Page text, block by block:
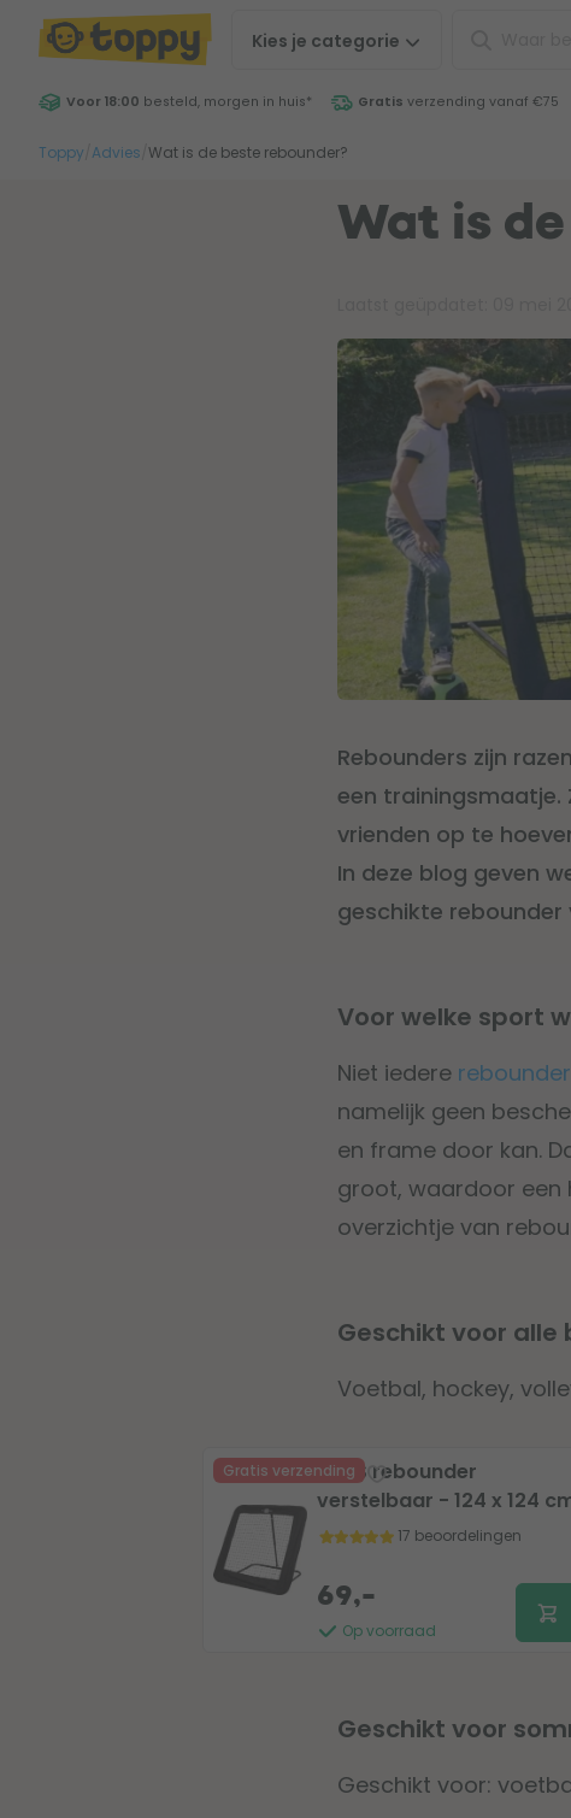
Kies je categorie
Voor 18:00 besteld, morgen in huis* Gratis verzending vanaf €75
Toppy Advies Wat is de beste rebounder?
Wat is
Rebounders zijn
een trainingsmaatje.
vrienden op te
In deze blog geven
geschikte
Voor welke sport
Niet iedere rebounder
namelijk geen
en frame door kan.
groot, waardoor een
overzichtje van
Geschikt voor alle
Voetbal, hockey,
Gratis verzendingBLITS rebounder
verstelbaar - 124 x 124
17 beoordelingen
Op voorraad
69,-
Geschikt voor
Geschikt voor: